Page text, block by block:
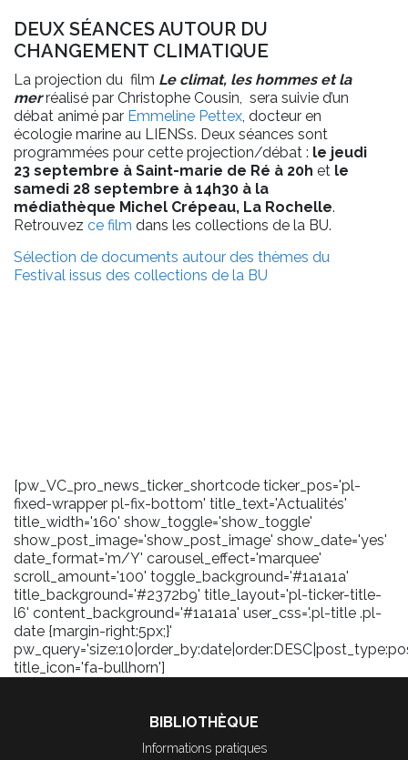
DEUX SÉANCES AUTOUR DU
CHANGEMENT CLIMATIQUE
La projection du film Le climat, les hommes et la
mer réalisé par Christophe Cousin, sera suivie d’un
débat animé par Emmeline Pettex, docteur en
écologie marine au LIENSs. Deux séances sont
programmées pour cette projection/débat : le jeudi
23 septembre à Saint-marie de Ré à 20h et le
samedi 28 septembre à 14h30 à la
médiathèque Michel Crépeau, La Rochelle.
Retrouvez ce film dans les collections de la BU.
Sélection de documents autour des thèmes du
Festival issus des collections de la BU
[pw_VC_pro_news_ticker_shortcode ticker_pos='pl-
fixed-wrapper pl-fix-bottom' title_text='Actualités'
title_width='160' show_toggle='show_toggle'
show_post_image='show_post_image' show_date='yes'
date_format='m/Y' carousel_effect='marquee'
scroll_amount='100' toggle_background='#1a1a1a'
title_background='#2372b9' title_layout='pl-ticker-title-
l6' content_background='#1a1a1a' user_css='.pl-title .pl-
date {margin-right:5px;}'
title_icon='fa-bullhorn']
BIBLIOTHÈQUE
Informations pratiques